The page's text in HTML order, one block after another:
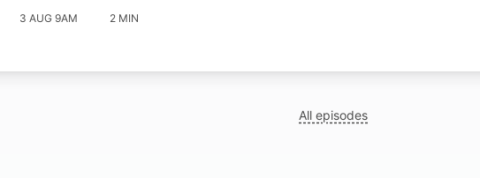
3 AUG 9AM 2 MIN
All episodes